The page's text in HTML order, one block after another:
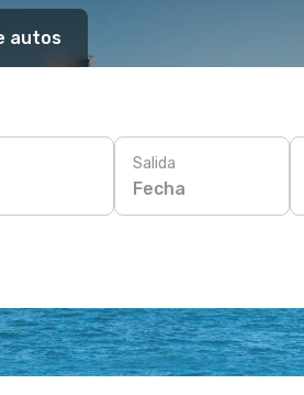
autos
Salida
Fecha